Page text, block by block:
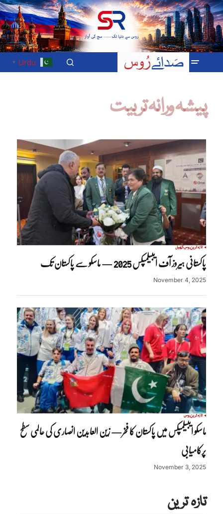
Urdu
▼
پیشہ ورانہ تربیت
تازہ ترینروسکھیل
پاکستانی ہیروز آف ایبیلمپکس 2025 — ماسکو سے پاکستان تک
November 4, 2025
تازہ ترینروس
ماسکو ایبیلمپکس میں پاکستان کا فخر— زین العابدین انصاری کی عالمی سطح
پرکامیابی
November 3, 2025
تازہ ترین